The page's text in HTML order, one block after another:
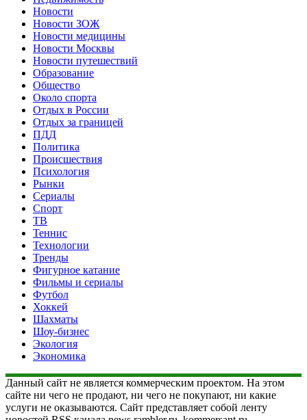
Новости
Новости ЗОЖ
Новости медицины
Новости Москвы
Новости путешествий
Образование
Общество
Около спорта
Отдых в России
Отдых за границей
ПДД
Политика
Происшествия
Психология
Рынки
Сериалы
Спорт
ТВ
Теннис
Технологии
Тренды
Фигурное катание
Фильмы и сериалы
Футбол
Хоккей
Шахматы
Шоу-бизнес
Экология
Экономика
Данный сайт не является коммерческим проектом. На этом
сайте ни чего не продают, ни чего не покупают, ни какие
услуги не оказываются. Сайт представляет собой ленту